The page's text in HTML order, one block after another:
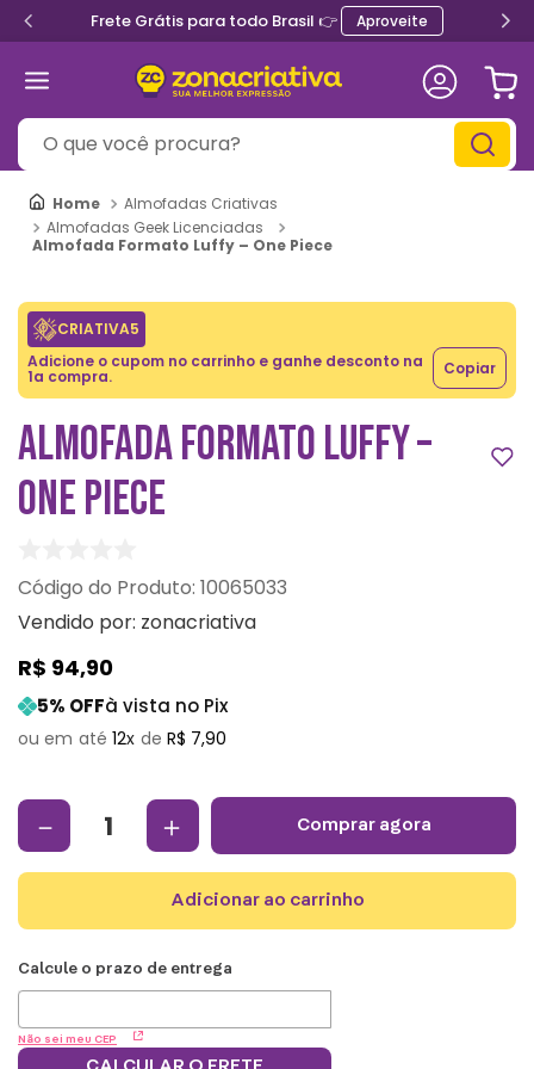
Frete Grátis para todo Brasil 👉 Aproveite
O que você procura?
Almofadas Criativas
Almofadas Geek Licenciadas
Almofada Formato Luffy – One Piece
CRIATIVA5
Adicione o cupom no carrinho e ganhe desconto na
1a compra. Copiar
ALMOFADA FORMATO LUFFY –
ONE PIECE
: 10065033
Vendido por: zonacriativa
R$ 94,90
5% OFFà vista no Pix
12 R$ 7,90
＋
－ comprar agora
adicionar ao carrinho
Não sei meu CEP